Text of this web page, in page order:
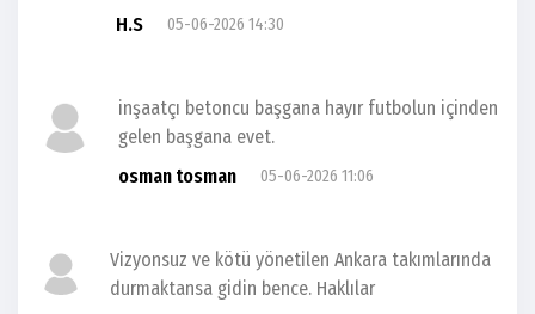
H.S
05-06-2026 14:30
inşaatçı betoncu başgana hayır futbolun içinden
gelen başgana evet.
osman tosman
05-06-2026 11:06
Vizyonsuz ve kötü yönetilen Ankara takımlarında
durmaktansa gidin bence. Haklılar